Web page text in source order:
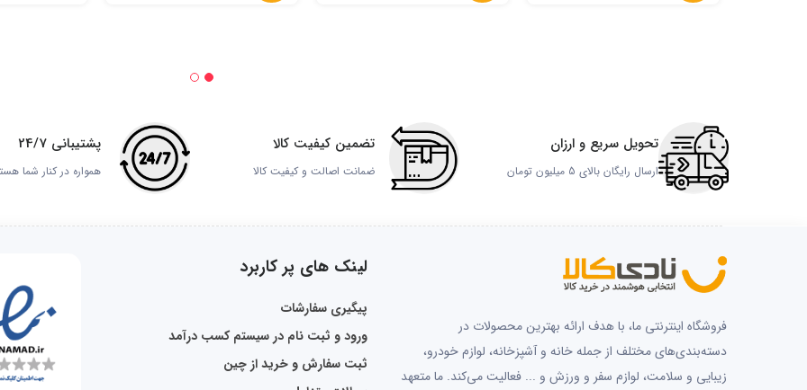
تحویل سریع و ارزان
ارسال رایگان بالای 5 میلیون تومان
تضمین کیفیت کالا
ضمانت اصالت و کیفیت کالا
پشتیبانی 24/7
همواره در کنار شما
فروشگاه اینترنتی ما، با هدف ارائه بهترین محصولات در
دسته‌بندی‌های مختلف از جمله خانه و آشپزخانه، لوازم خودرو،
زیبایی و سلامت، لوازم سفر و ورزش و ... فعالیت می‌کند. ما متعهد
لینک های پر کاربرد
پیگیری سفارشات
ورود و ثبت نام در سیستم کسب درآمد
ثبت سفارش و خرید از چین